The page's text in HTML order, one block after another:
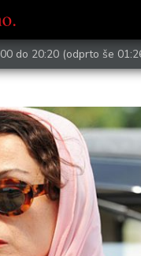
do 20:20 (odprto še